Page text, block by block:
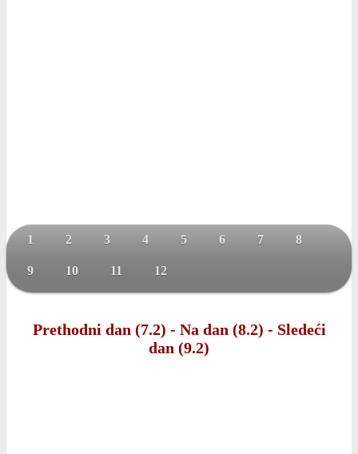
1 2 3 4 5 6 7 8
9 10 11 12
Prethodni dan (7.2) - Na dan (8.2) - Sledeći
dan (9.2)